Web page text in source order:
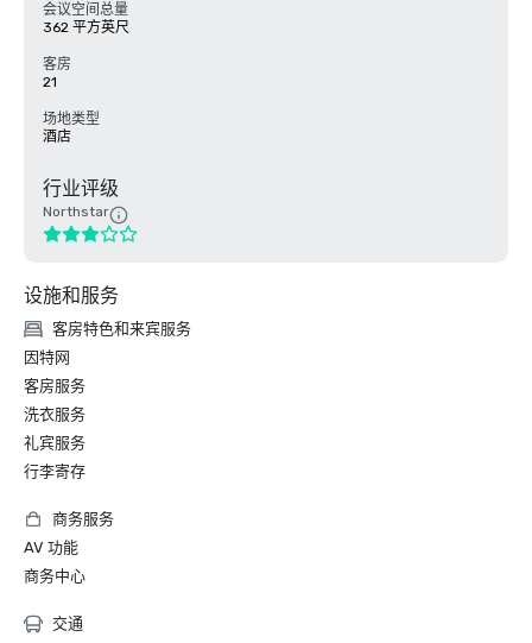
会议空间总量
362 平方英尺
客房
21
场地类型
酒店
行业评级
Northstar
设施和服务
客房特色和来宾服务
因特网
客房服务
洗衣服务
礼宾服务
行李寄存
商务服务
AV 功能
商务中心
交通